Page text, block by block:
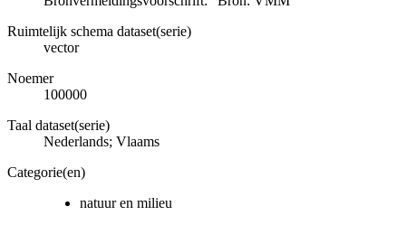
Ruimtelijk schema dataset(serie)
vector
Noemer
100000
Taal dataset(serie)
Nederlands; Vlaams
Categorie(en)
natuur en milieu